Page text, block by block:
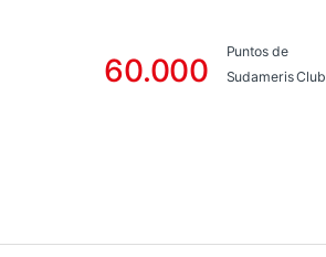
60.000
Puntos de
Sudameris Club